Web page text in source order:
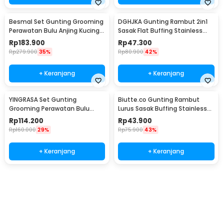
Besmal Set Gunting Grooming
Perawatan Bulu Anjing Kucing
5in1 - 4CR
Rp183.900
Rp279.900 35%
+ Keranjang
DGHJKA Gunting Rambut 2in1
Sasak Flat Buffing Stainless
Steel 4Cr13 - DG-2
Rp47.300
Rp80.900 42%
+ Keranjang
YINGRASA Set Gunting
Grooming Perawatan Bulu
Anjing 5in1 - 6CR
Rp114.200
Rp160.000 29%
+ Keranjang
Biutte.co Gunting Rambut
Lurus Sasak Buffing Stainless
Steel 4Cr13 - N2
Rp43.900
Rp75.900 43%
+ Keranjang